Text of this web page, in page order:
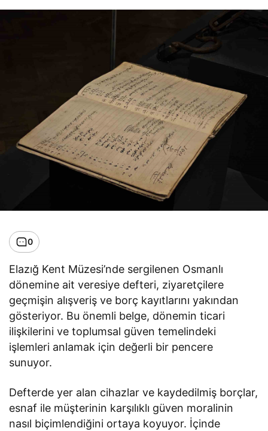
0
Elazığ Kent Müzesi’nde sergilenen Osmanlı
dönemine ait veresiye defteri, ziyaretçilere
geçmişin alışveriş ve borç kayıtlarını yakından
gösteriyor. Bu önemli belge, dönemin ticari
ilişkilerini ve toplumsal güven temelindeki
işlemleri anlamak için değerli bir pencere
sunuyor.
Defterde yer alan cihazlar ve kaydedilmiş borçlar,
esnaf ile müşterinin karşılıklı güven moralinin
nasıl biçimlendiğini ortaya koyuyor. İçinde